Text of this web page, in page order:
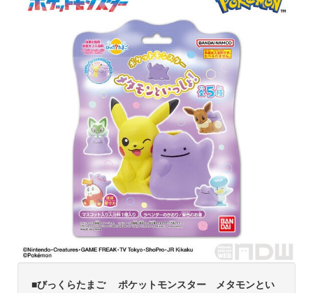
■びっくらたまご ポケットモンスター メタモンとい